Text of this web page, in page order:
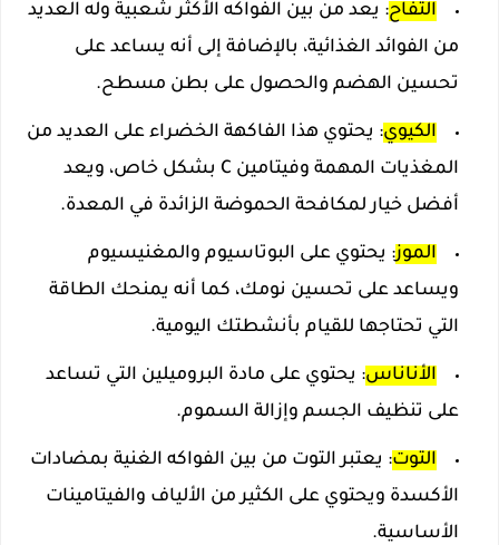
التفاح: يعد من بين الفواكه الأكثر شعبية وله العديد
من الفوائد الغذائية، بالإضافة إلى أنه يساعد على
تحسين الهضم والحصول على بطن مسطح.
الكيوي: يحتوي هذا الفاكهة الخضراء على العديد من
المغذيات المهمة وفيتامين C بشكل خاص، ويعد
أفضل خيار لمكافحة الحموضة الزائدة في المعدة.
الموز: يحتوي على البوتاسيوم والمغنيسيوم
ويساعد على تحسين نومك، كما أنه يمنحك الطاقة
التي تحتاجها للقيام بأنشطتك اليومية.
الأناناس: يحتوي على مادة البروميلين التي تساعد
على تنظيف الجسم وإزالة السموم.
التوت: يعتبر التوت من بين الفواكه الغنية بمضادات
الأكسدة ويحتوي على الكثير من الألياف والفيتامينات
الأساسية.